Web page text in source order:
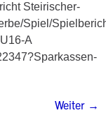
Steirischer-
Spiel/
A
Weiter →